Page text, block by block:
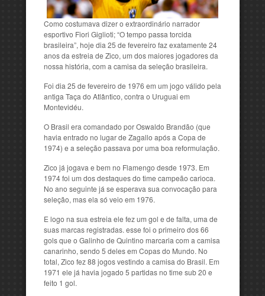
Como costumava dizer o extraordinário narrador
esportivo Fiori Giglioti; “O tempo passa torcida
brasileira”, hoje dia 25 de fevereiro faz exatamente 24
anos da estreia de Zico, um dos maiores jogadores da
nossa história, com a camisa da seleção brasileira.
Foi dia 25 de fevereiro de 1976 em um jogo válido pela
antiga Taça do Atlântico, contra o Uruguai em
Montevidéu.
O Brasil era comandado por Oswaldo Brandão (que
havia entrado no lugar de Zagallo após a Copa de
1974) e a seleção passava por uma boa reformulação.
Zico já jogava e bem no Flamengo desde 1973. Em
1974 foi um dos destaques do time campeão carioca.
No ano seguinte já se esperava sua convocação para
seleção, mas ela só veio em 1976.
E logo na sua estreia ele fez um gol e de falta, uma de
suas marcas registradas. esse foi o primeiro dos 66
gols que o Galinho de Quintino marcaria com a camisa
canarinho, sendo 5 deles em Copas do Mundo. No
total, Zico fez 88 jogos vestindo a camisa do Brasil. Em
1971 ele já havia jogado 5 partidas no time sub 20 e
feito 1 gol.